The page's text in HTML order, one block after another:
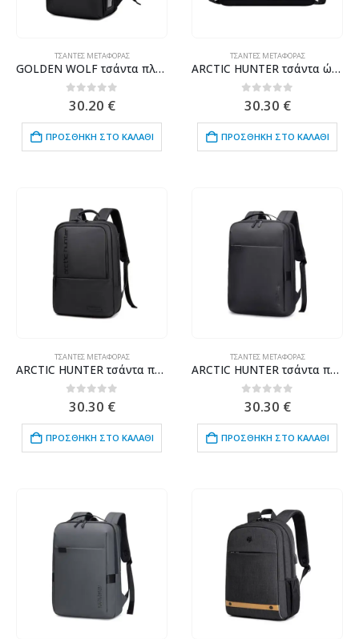
ΤΣΆΝΤΕΣ ΜΕΤΑΦΟΡΆΣ
GOLDEN WOLF τσάντα πλάτης GB00399, με θήκη laptop 15.6", 20L, μαύρη
0out of 5
30.20 €
ΠΡΟΣΘΉΚΗ ΣΤΟ ΚΑΛΆΘΙ
ΤΣΆΝΤΕΣ ΜΕΤΑΦΟΡΆΣ
ARCTIC HUNTER τσάντα ώμου GW00022 για laptop 15.6", 8L, μαύρη
0out of 5
30.30 €
ΠΡΟΣΘΉΚΗ ΣΤΟ ΚΑΛΆΘΙ
ΤΣΆΝΤΕΣ ΜΕΤΑΦΟΡΆΣ
ARCTIC HUNTER τσάντα πλάτης B00529 με θήκη laptop 15.6", 22L, μαύρη
0out of 5
30.30 €
ΠΡΟΣΘΉΚΗ ΣΤΟ ΚΑΛΆΘΙ
ΤΣΆΝΤΕΣ ΜΕΤΑΦΟΡΆΣ
ARCTIC HUNTER τσάντα πλάτης B00574 με θήκη laptop 15.6", 10L, μαύρη
0out of 5
30.30 €
ΠΡΟΣΘΉΚΗ ΣΤΟ ΚΑΛΆΘΙ